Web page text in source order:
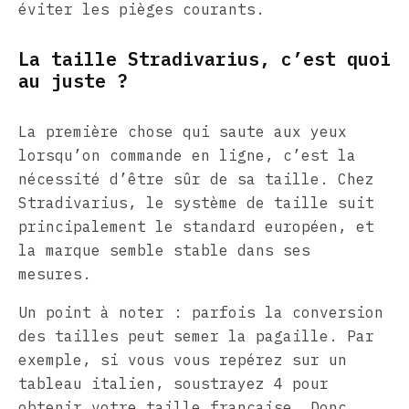
éviter les pièges courants.
La taille Stradivarius, c’est quoi
au juste ?
La première chose qui saute aux yeux
lorsqu’on commande en ligne, c’est la
nécessité d’être sûr de sa taille. Chez
Stradivarius, le système de taille suit
principalement le standard européen, et
la marque semble stable dans ses
mesures.
Un point à noter : parfois la conversion
des tailles peut semer la pagaille. Par
exemple, si vous vous repérez sur un
tableau italien, soustrayez 4 pour